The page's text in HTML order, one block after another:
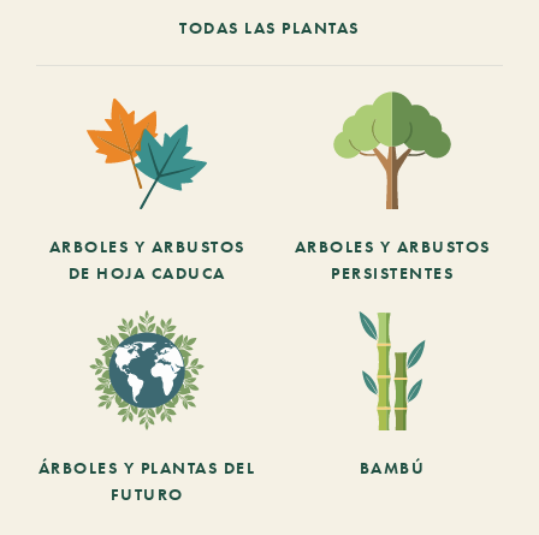
TODAS LAS PLANTAS
ARBOLES Y ARBUSTOS
DE HOJA CADUCA
ARBOLES Y ARBUSTOS
PERSISTENTES
ÁRBOLES Y PLANTAS DEL
FUTURO
BAMBÚ